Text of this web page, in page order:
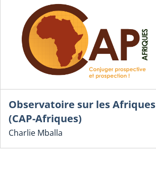
Observatoire sur les Afriques
(CAP-Afriques)
Charlie Mballa